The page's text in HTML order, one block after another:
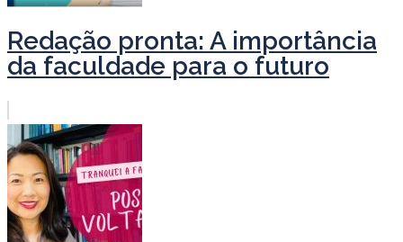
Redação pronta: A importância
da faculdade para o futuro